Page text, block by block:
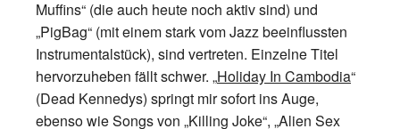
Muffins“ (die auch heute noch aktiv sind) und
„PigBag“ (mit einem stark vom Jazz beeinflussten
Instrumentalstück), sind vertreten. Einzelne Titel
hervorzuheben fällt schwer. „Holiday In Cambodia“
(Dead Kennedys) springt mir sofort ins Auge,
ebenso wie Songs von „Killing Joke“, „Alien Sex